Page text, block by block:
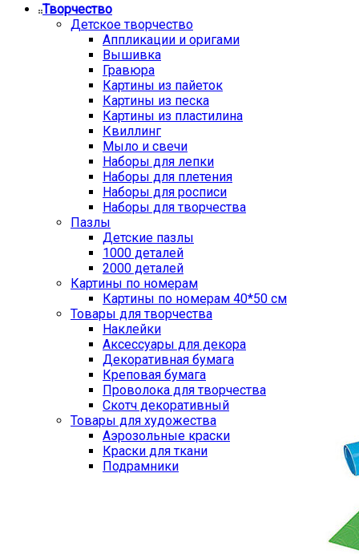
Творчество
Детское творчество
Аппликации и оригами
Вышивка
Гравюра
Картины из пайеток
Картины из песка
Картины из пластилина
Квиллинг
Мыло и свечи
Наборы для лепки
Наборы для плетения
Наборы для росписи
Наборы для творчества
Пазлы
Детские пазлы
1000 деталей
2000 деталей
Картины по номерам
Картины по номерам 40*50 см
Товары для творчества
Наклейки
Аксессуары для декора
Декоративная бумага
Креповая бумага
Проволока для творчества
Скотч декоративный
Товары для художества
Аэрозольные краски
Краски для ткани
Подрамники